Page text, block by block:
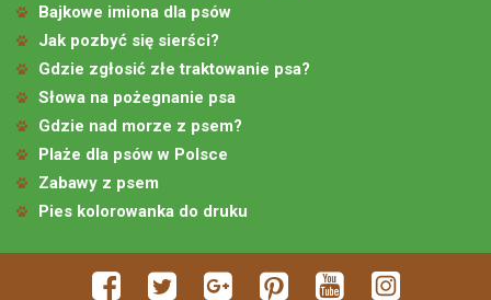
Bajkowe imiona dla psów
Jak pozbyć się sierści?
Gdzie zgłosić złe traktowanie psa?
Słowa na pożegnanie psa
Gdzie nad morze z psem?
Plaże dla psów w Polsce
Zabawy z psem
Pies kolorowanka do druku